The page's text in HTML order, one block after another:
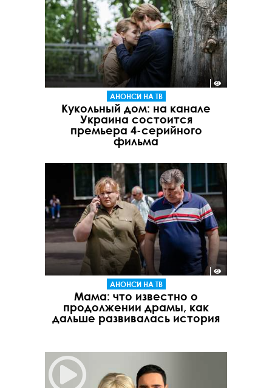
АНОНСИ НА ТВ
Кукольный дом: на канале
Украина состоится
премьера 4-серийного
фильма
АНОНСИ НА ТВ
Мама: что известно о
продолжении драмы, как
дальше развивалась история